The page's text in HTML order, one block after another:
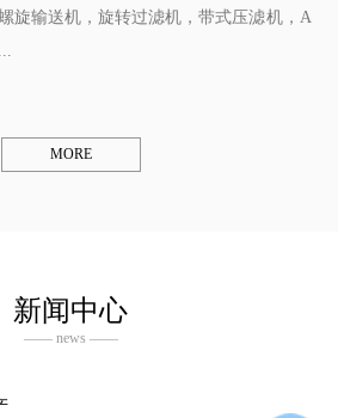
旋输送机，旋转过滤机，带式压滤机，A
MORE
新闻中心
—— news ——